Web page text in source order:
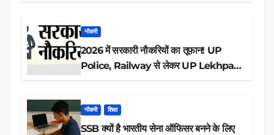
नौकरी
2026 में सरकारी नौकरियों का तूफान! UP
Police, Railway से लेकर UP Lekhpal
नौकरी शिक्षा
SSB क्यों है भारतीय सेना ऑफिसर बनने के लिए